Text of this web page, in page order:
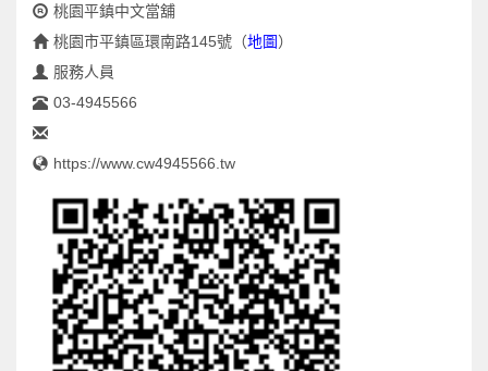
桃園平鎮中文當舖
桃園市平鎮區環南路145號 （地圖）
服務人員
03-4945566
https://www.cw4945566.tw